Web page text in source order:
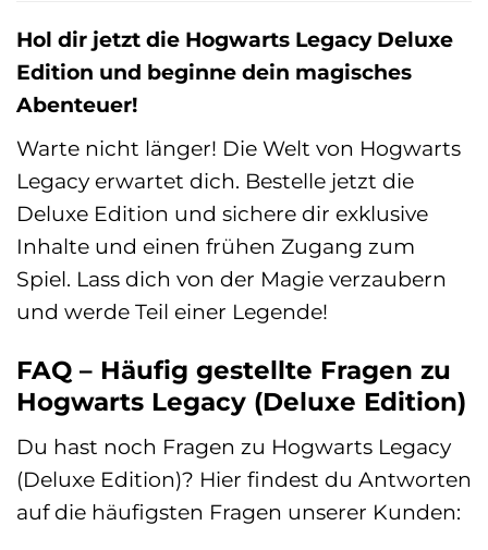
Hol dir jetzt die Hogwarts Legacy Deluxe
Edition und beginne dein magisches
Abenteuer!
Warte nicht länger! Die Welt von Hogwarts
Legacy erwartet dich. Bestelle jetzt die
Deluxe Edition und sichere dir exklusive
Inhalte und einen frühen Zugang zum
Spiel. Lass dich von der Magie verzaubern
und werde Teil einer Legende!
FAQ – Häufig gestellte Fragen zu
Hogwarts Legacy (Deluxe Edition)
Du hast noch Fragen zu Hogwarts Legacy
(Deluxe Edition)? Hier findest du Antworten
auf die häufigsten Fragen unserer Kunden: